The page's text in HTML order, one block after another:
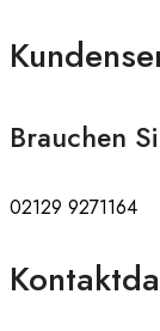
Brauchen
02129 9271164